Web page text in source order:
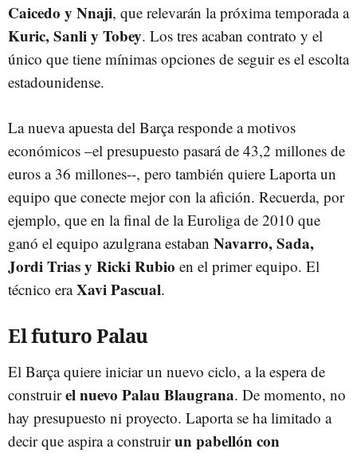
Caicedo y Nnaji, que relevarán la próxima temporada a
Kuric, Sanli y Tobey. Los tres acaban contrato y el
único que tiene mínimas opciones de seguir es el escolta
estadounidense.
La nueva apuesta del Barça responde a motivos
económicos –el presupuesto pasará de 43,2 millones de
euros a 36 millones--, pero también quiere Laporta un
equipo que conecte mejor con la afición. Recuerda, por
ejemplo, que en la final de la Euroliga de 2010 que
ganó el equipo azulgrana estaban Navarro, Sada,
Jordi Trias y Ricki Rubio en el primer equipo. El
técnico eraXavi Pascual.
El futuro Palau
El Barça quiere iniciar un nuevo ciclo, a la espera de
construirel nuevo Palau Blaugrana. De momento, no
hay presupuesto ni proyecto. Laporta se ha limitado a
decir que aspira a construirun pabellón con